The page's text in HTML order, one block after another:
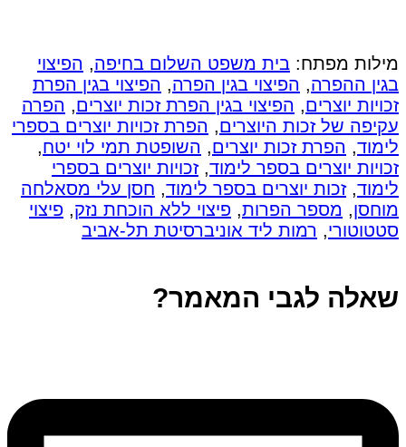
מילות מפתח: בית משפט השלום בחיפה, הפיצוי
בגין ההפרה, הפיצוי בגין הפרה, הפיצוי בגין הפרת
זכויות יוצרים, הפיצוי בגין הפרת זכות יוצרים, הפרה
עקיפה של זכות היוצרים, הפרת זכויות יוצרים בספרי
לימוד, הפרת זכות יוצרים, השופטת תמי לוי יטח,
זכויות יוצרים בספר לימוד,זכויות יוצרים בספרי
לימוד,זכות יוצרים בספר לימוד, חסן עלי מסאלחה
מוחסן, מספר הפרות, פיצוי ללא הוכחת נזק, פיצוי
סטטוטורי, רמות ליד אוניברסיטת תל-אביב
שאלה לגבי המאמר?